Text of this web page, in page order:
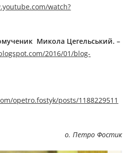
watch?
Микола Цегельський. –
2016/01/blog-
opetro.fostyk/posts/1188229511
о. Петро Фостик